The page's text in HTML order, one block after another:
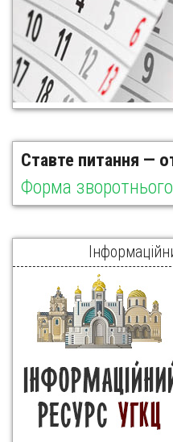
Ставте питання —
Форма